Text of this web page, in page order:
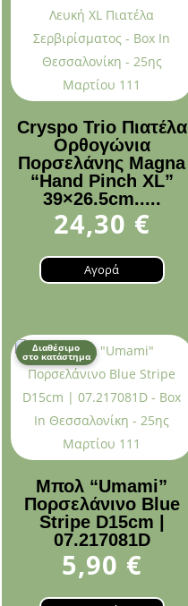
Cryspo Trio Πιατέλα
Ορθογώνια
Πορσελάνης Magna
“Hand Pinch XL”
39×26.5cm.....
24,30 €
Αγορά
Διαθέσιμο
στο κατάστημα
Μπολ “Umami”
Πορσελάνινο Blue
Stripe D15cm |
07.217081D
5,90 €